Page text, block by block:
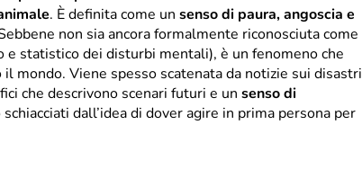
. È definita come un senso di paura, angoscia e
non sia ancora formalmente riconosciuta come
statistico dei disturbi mentali), è un fenomeno che
mondo. Viene spesso scatenata da notizie sui disastri
che descrivono scenari futuri e un senso di
dall’idea di dover agire in prima persona per